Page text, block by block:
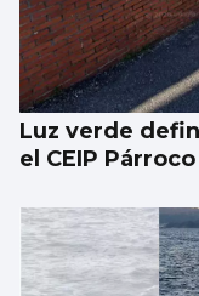
Luz verde
el CEIP